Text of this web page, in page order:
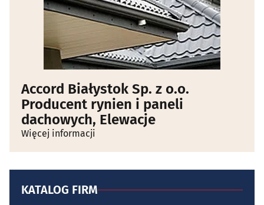
Accord Białystok Sp. z o.o.
Producent rynien i paneli
dachowych, Elewacje
Więcej informacji
KATALOG FIRM